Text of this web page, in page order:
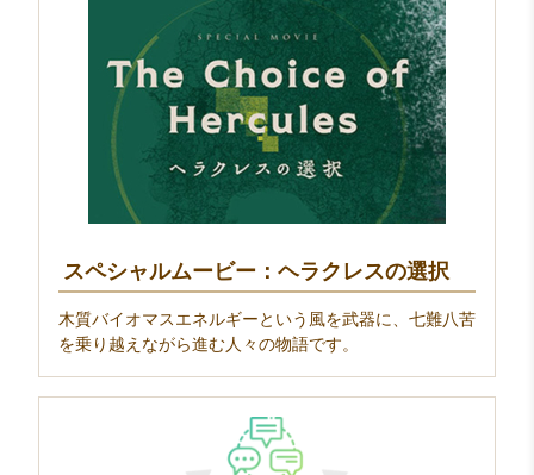
スペシャルムービー：ヘラクレスの選択
木質バイオマスエネルギーという風を武器に、七難八苦
を乗り越えながら進む人々の物語です。